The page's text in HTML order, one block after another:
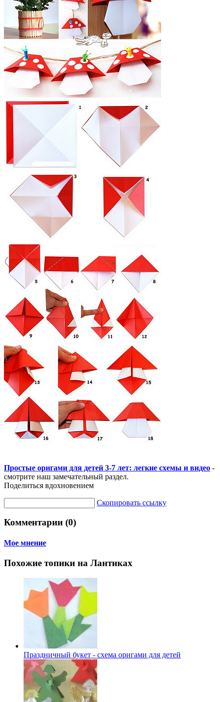
Простые оригами для детей 3-7 лет: легкие схемы и видео -
смотрите наш замечательный раздел.
Поделиться вдохновением
Скопировать ссылку
Комментарии (0)
Мое мнение
Похожие топики на Лантиках
Праздничный букет - схема оригами для детей